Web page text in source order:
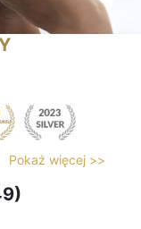
Pokaż więcej >>